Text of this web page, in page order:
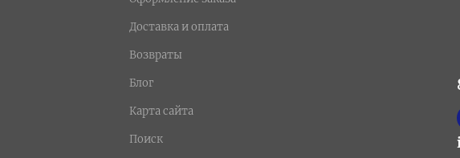
Доставка и оплата
Возвраты
Блог
Карта сайта
Поиск